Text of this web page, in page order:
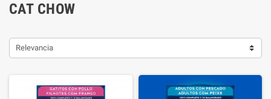
CAT CHOW
Relevancia